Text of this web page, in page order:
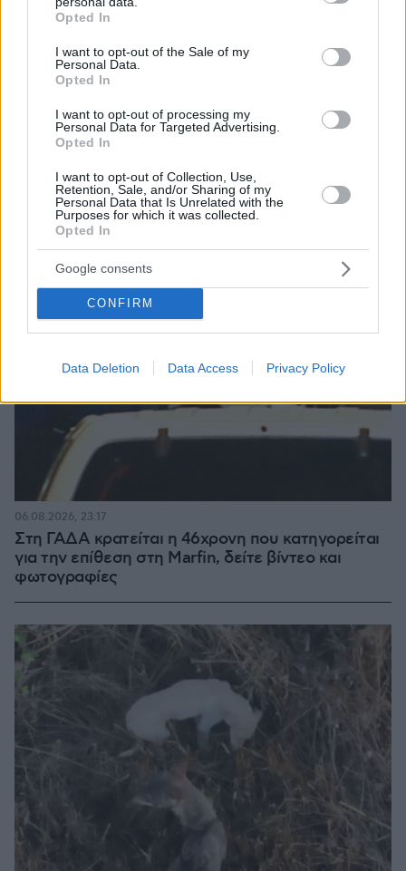
grant or deny consent to Google and its third-party tags to
use your data for below specified purposes in below Google
consent section.
Opted In
I want to opt-out of the Sale of my
Personal Data.
Opted In
I want to opt-out of processing my
Personal Data for Targeted Advertising.
Opted In
I want to opt-out of Collection, Use,
Retention, Sale, and/or Sharing of my
Personal Data that Is Unrelated with the
Purposes for which it was collected.
Opted In
Google consents
CONFIRM
Data Deletion Data Access Privacy Policy
Αριστοτέλης Δαμίγος: Σε κλίμα οδύνης έγινε η
μετά τη σύγκρουση ελικοπτέρων στην Ψάθα,
φωτογραφίες
Στη ΓΑΔΑ κρατείται η 46χρονη που κατηγορείται
για την επίθεση στη Marfin, δείτε βίντεο και
φωτογραφίες
06.08.2026, 23:17